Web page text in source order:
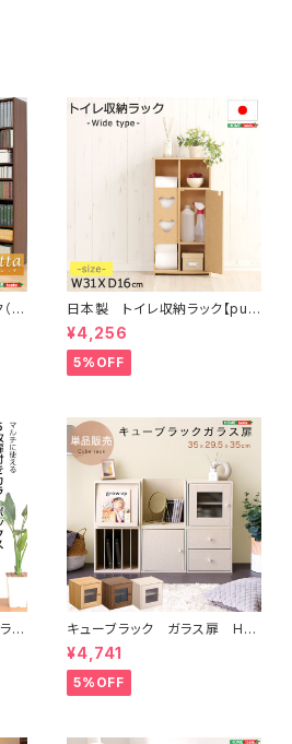
幅
日本製 トイレ収納ラック【puli
to-プリート】 ワイドタイプ
¥4,256
5%OFF
ー
】
キューブラック ガラス扉 HT-
QTG
¥4,741
5%OFF